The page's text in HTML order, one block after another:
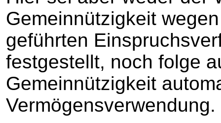
Gemeinnützigkeit
geführten
festgestellt, noch folge
Gemeinnützigkeit
Vermögensverwendung.